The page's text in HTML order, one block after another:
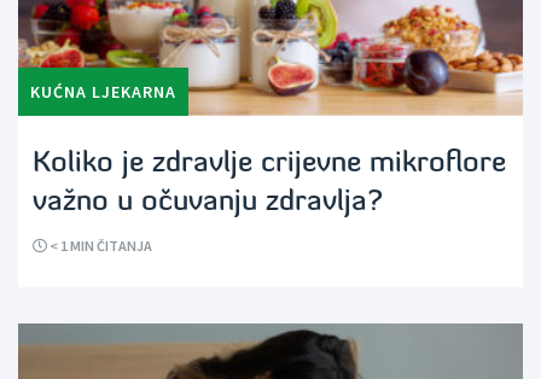
KUĆNA LJEKARNA
Koliko je zdravlje crijevne mikroflore
važno u očuvanju zdravlja?
< 1 MIN ČITANJA